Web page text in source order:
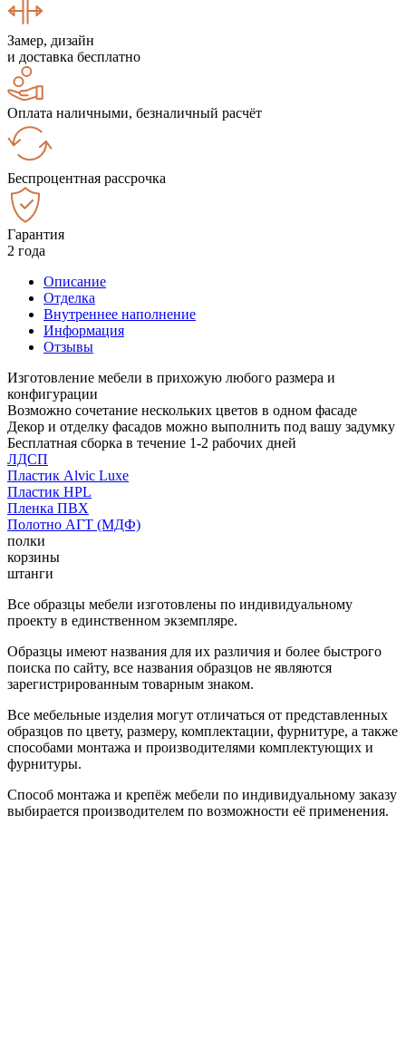
Замер, дизайн
и доставка бесплатно
Оплата наличными, безналичный расчёт
Беспроцентная рассрочка
Гарантия
2 года
Описание
Отделка
Внутреннее наполнение
Информация
Отзывы
Изготовление мебели в прихожую любого размера и
конфигурации
Возможно сочетание нескольких цветов в одном фасаде
Декор и отделку фасадов можно выполнить под вашу задумку
Бесплатная сборка в течение 1-2 рабочих дней
ЛДСП
Пластик Alvic Luxe
Пластик HPL
Пленка ПВХ
Полотно АГТ (МДФ)
полки
корзины
штанги
Все образцы мебели изготовлены по индивидуальному
проекту в единственном экземпляре.
Образцы имеют названия для их различия и более быстрого
поиска по сайту, все названия образцов не являются
зарегистрированным товарным знаком.
Все мебельные изделия могут отличаться от представленных
образцов по цвету, размеру, комплектации, фурнитуре, а также
способами монтажа и производителями комплектующих и
фурнитуры.
Способ монтажа и крепёж мебели по индивидуальному заказу
выбирается производителем по возможности её применения.